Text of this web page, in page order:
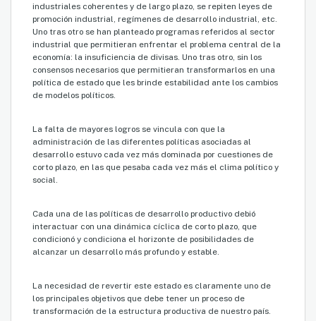
industriales coherentes y de largo plazo, se repiten leyes de
promoción industrial, regímenes de desarrollo industrial, etc.
Uno tras otro se han planteado programas referidos al sector
industrial que permitieran enfrentar el problema central de la
economía: la insuficiencia de divisas. Uno tras otro, sin los
consensos necesarios que permitieran transformarlos en una
política de estado que les brinde estabilidad ante los cambios
de modelos políticos.
La falta de mayores logros se vincula con que la
administración de las diferentes políticas asociadas al
desarrollo estuvo cada vez más dominada por cuestiones de
corto plazo, en las que pesaba cada vez más el clima político y
social.
Cada una de las políticas de desarrollo productivo debió
interactuar con una dinámica cíclica de corto plazo, que
condicionó y condiciona el horizonte de posibilidades de
alcanzar un desarrollo más profundo y estable.
La necesidad de revertir este estado es claramente uno de
los principales objetivos que debe tener un proceso de
transformación de la estructura productiva de nuestro país.